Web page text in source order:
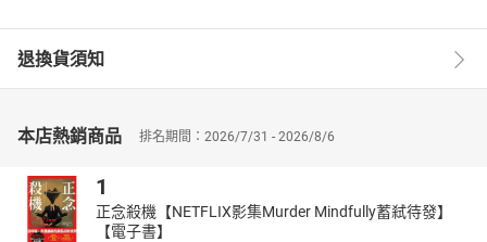
退換貨須知
本店熱銷商品 排名期間：2026/7/31 - 2026/8/6
1
正念殺機【NETFLIX影集Murder Mindfully蓄弒待發】
【電子書】